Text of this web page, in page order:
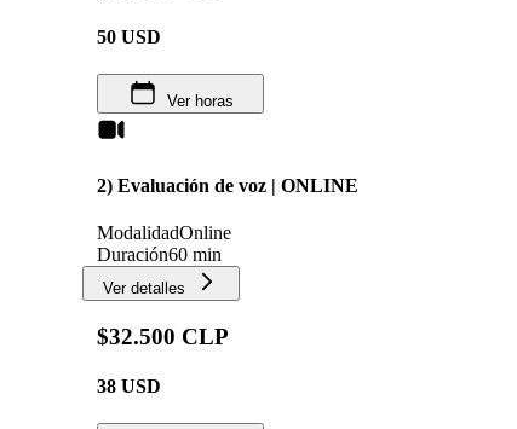
50 USD
Ver horas
2) Evaluación de voz | ONLINE
ModalidadOnline
Duración60 min
Ver detalles
$32.500 CLP
38 USD